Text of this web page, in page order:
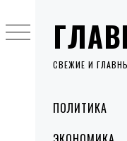
СВЕЖИЕ И
MenuПОЛИТИКА
to
content